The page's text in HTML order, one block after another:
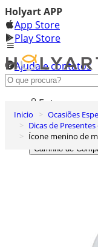
Holyart APP
App Store
Play Store
Ajuda e contatos
Conheça premium
Entrar
Lista de
0
Carrinho de
Inicio Ocasiões
Dicas de
Ícone menino de